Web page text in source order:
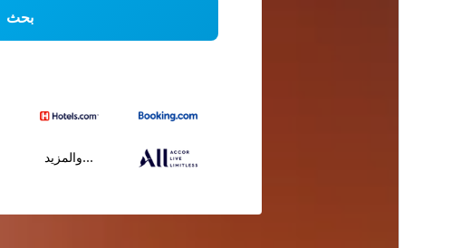
بحث
...والمزيد